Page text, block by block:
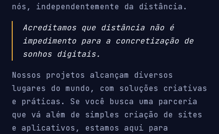
nós, independentemente da distância.
Acreditamos que distância não é
impedimento para a concretização de
sonhos digitais.
Nossos projetos alcançam diversos
lugares do mundo, com soluções criativas
e práticas. Se você busca uma parceria
que vá além de simples criação de sites
e aplicativos, estamos aqui para